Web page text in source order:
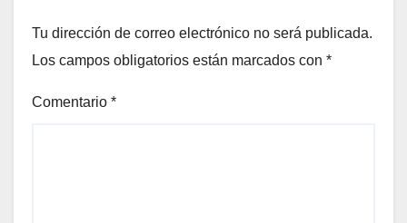
Tu dirección de correo electrónico no será publicada.
Los campos obligatorios están marcados con *
Comentario *